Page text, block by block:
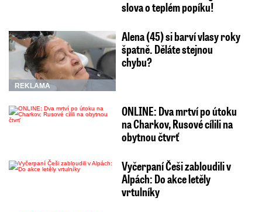
slova o teplém popíku!
REKLAMA
Alena (45) si barví vlasy roky
špatně. Děláte stejnou
chybu?
ONLINE: Dva mrtví po útoku
na Charkov, Rusové cílili na
obytnou čtvrť
Vyčerpaní Češi zabloudili v
Alpách: Do akce letěly
vrtulníky